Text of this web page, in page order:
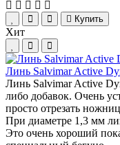
Купить
Хит
Линь Salvimar Active
Линь Salvimar Active
либо добавок. Очень
просто отрезать
При диаметре 1,3 мм
Это очень хороший